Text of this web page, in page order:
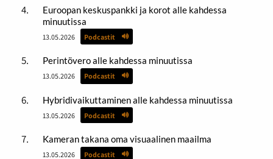
Euroopan keskuspankki ja korot alle kahdessa
minuutissa
13.05.2026 Podcastit
Perintövero alle kahdessa minuutissa
13.05.2026 Podcastit
Hybridivaikuttaminen alle kahdessa minuutissa
13.05.2026 Podcastit
Kameran takana oma visuaalinen maailma
13.05.2026 Podcastit